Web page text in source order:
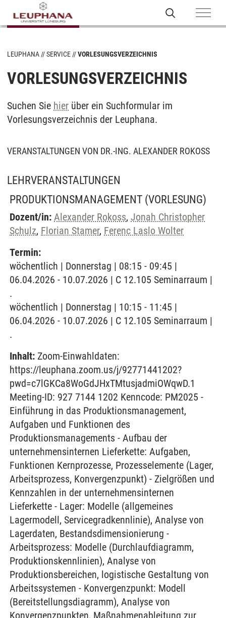
LEUPHANA SERVICE VORLESUNGSVERZEICHNIS
VORLESUNGSVERZEICHNIS
Suchen Sie hier über ein Suchformular im
Vorlesungsverzeichnis der Leuphana.
VERANSTALTUNGEN VON DR.-ING. ALEXANDER ROKOSS
LEHRVERANSTALTUNGEN
PRODUKTIONSMANAGEMENT (VORLESUNG)
Dozent/in: Alexander Rokoss, Jonah Christopher
Schulz, Florian Stamer, Ferenc Laslo Wolter
Termin:
wöchentlich | Donnerstag | 08:15 - 09:45 |
06.04.2026 - 10.07.2026 | C 12.105 Seminarraum |
.
wöchentlich | Donnerstag | 10:15 - 11:45 |
06.04.2026 - 10.07.2026 | C 12.105 Seminarraum |
.
Inhalt: Zoom-Einwahldaten:
https://leuphana.zoom.us/j/92771441202?
pwd=c7lGKCa8WoGdJHxTMtusjadmiOWqwD.1
Meeting-ID: 927 7144 1202 Kenncode: PM2025 -
Einführung in das Produktionsmanagement,
Aufgaben und Funktionen des
Produktionsmanagements - Aufbau der
unternehmensinternen Lieferkette: Aufgaben,
Funktionen Kernprozesse, Prozesselemente (Lager,
Arbeitsprozess, Konvergenzpunkt) - Zielgrößen und
Kennzahlen in der unternehmensinternen
Lieferkette - Lager: Modelle (allgemeines
Lagermodell, Servicegradkennlinie), Analyse von
Lagerdaten, Bestandsdimensionierung -
Arbeitsprozess: Modelle (Durchlaufdiagramm,
Produktionskennlinien), Analyse von
Produktionsbereichen, logistische Gestaltung von
Arbeitssystemen - Konvergenzpunkt: Modell
(Bereitstellungsdiagramm), Analyse von
Konvergenzpunkten, Maßnahmenableitung zur